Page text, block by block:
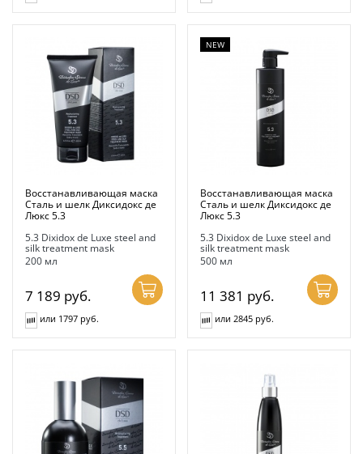
Восстанавливающая маска
Сталь и шелк Диксидокс де
Люкс 5.3
5.3 Dixidox de Luxe steel and
silk treatment mask
200 мл
7 189 руб.
или 1797 руб.
NEW
Восстанавливающая маска
Сталь и шелк Диксидокс де
Люкс 5.3
5.3 Dixidox de Luxe steel and
silk treatment mask
500 мл
11 381 руб.
или 2845 руб.